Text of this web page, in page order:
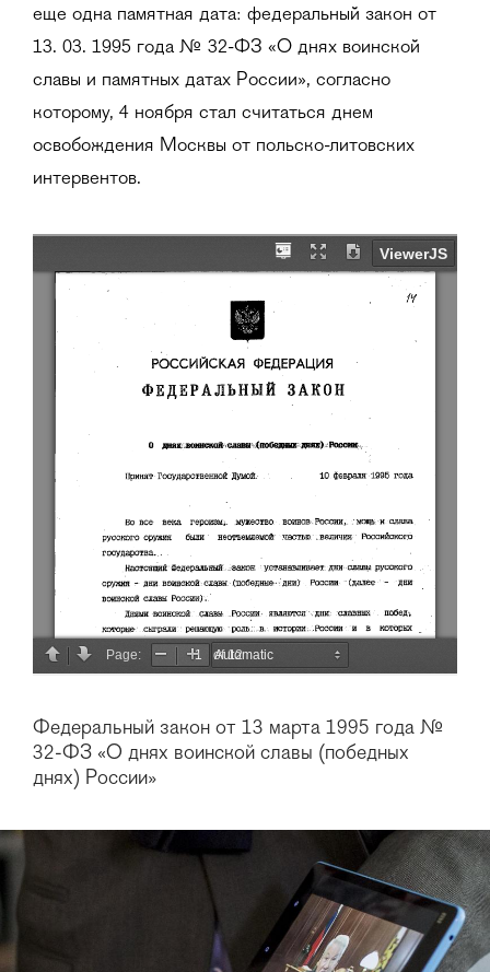
еще одна памятная дата: федеральный закон от
13. 03. 1995 года № 32-ФЗ «О днях воинской
славы и памятных датах России», согласно
которому, 4 ноября стал считаться днем
освобождения Москвы от польско-литовских
интервентов.
Федеральный закон от 13 марта 1995 года №
32-ФЗ «О днях воинской славы (победных
днях) России»